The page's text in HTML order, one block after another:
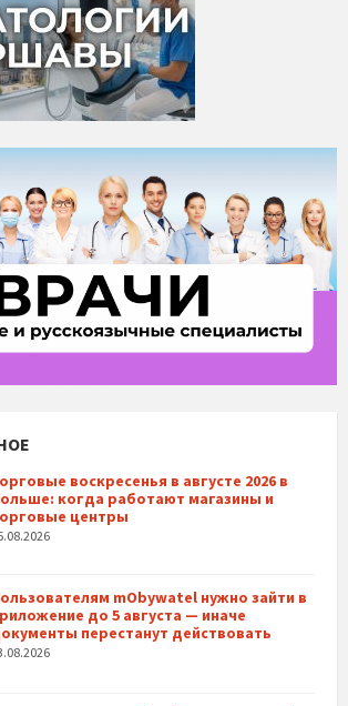
воскресенья в августе 2026 в
когда работают магазины и
центры
mObywatel нужно зайти в
до 5 августа — иначе
перестанут действовать